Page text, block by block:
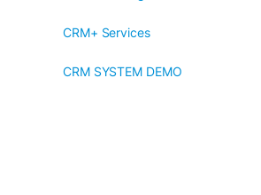
CRM+ Services
CRM SYSTEM DEMO